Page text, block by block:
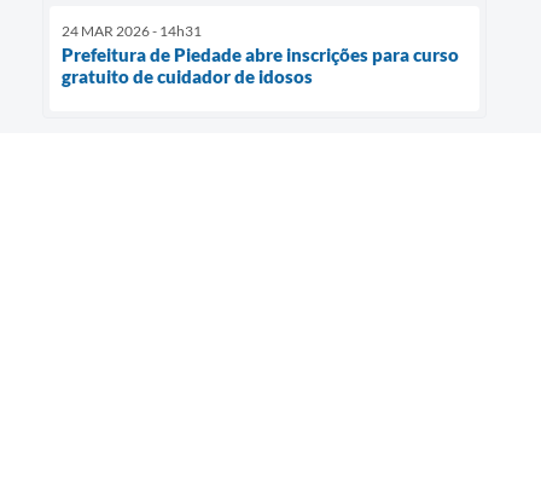
24 MAR 2026 - 14h31
Prefeitura de Piedade abre inscrições para curso
gratuito de cuidador de idosos